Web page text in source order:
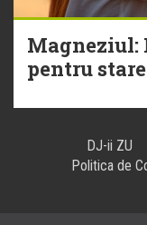
Magneziul:
pentru
DJ-ii ZU
Politica de